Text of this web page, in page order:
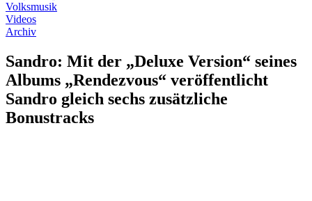
Volksmusik
Videos
Archiv
Sandro: Mit der „Deluxe Version“ seines
Albums „Rendezvous“ veröffentlicht
Sandro gleich sechs zusätzliche
Bonustracks